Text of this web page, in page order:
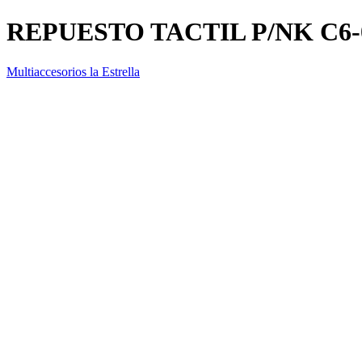
REPUESTO TACTIL P/NK
Multiaccesorios la Estrella